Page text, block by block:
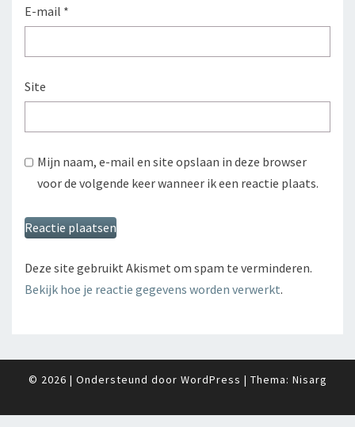
E-mail *
Site
Mijn naam, e-mail en site opslaan in deze browser
voor de volgende keer wanneer ik een reactie plaats.
Deze site gebruikt Akismet om spam te verminderen.
Bekijk hoe je reactie gegevens worden verwerkt.
© 2026 | Ondersteund door WordPress | Thema: Nisarg